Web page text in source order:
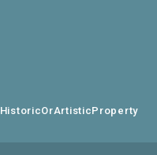
HistoricOrArtisticProperty